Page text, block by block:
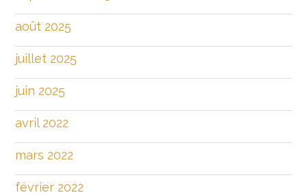
août 2025
juillet 2025
juin 2025
avril 2022
mars 2022
février 2022